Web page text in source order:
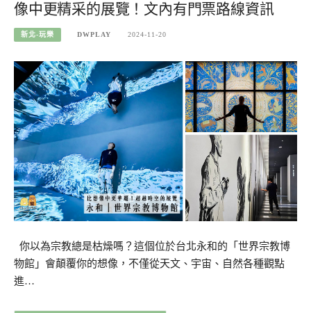
像中更精采的展覽！文內有門票路線資訊
新北-玩樂 DWPLAY 2024-11-20
你以為宗教總是枯燥嗎？這個位於台北永和的「世界宗教博
物館」會顛覆你的想像，不僅從天文、宇宙、自然各種觀點
進…